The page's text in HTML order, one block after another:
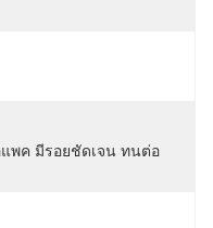
พค มีรอยชัดเจน ทนต่อ